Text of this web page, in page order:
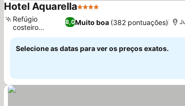
Hotel Aquarella4 Estrelas
8,0Muito boa (382 pontuações)
Refúgio
costeiro
relaxante
Selecione as datas para ver os preços exatos.